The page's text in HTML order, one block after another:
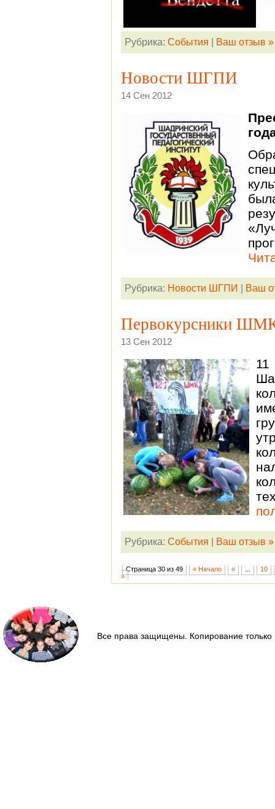
Рубрика: События Ваш отзыв »
Новости ШГПИ
14 Сен 2012
Рубрика: Новости ШГПИ Ваш
Первокурсники
13 Сен 2012
Рубрика: События Ваш отзыв »
Страница 30 из 49 « Начало «
10
»
Все права защищены. Копирование только